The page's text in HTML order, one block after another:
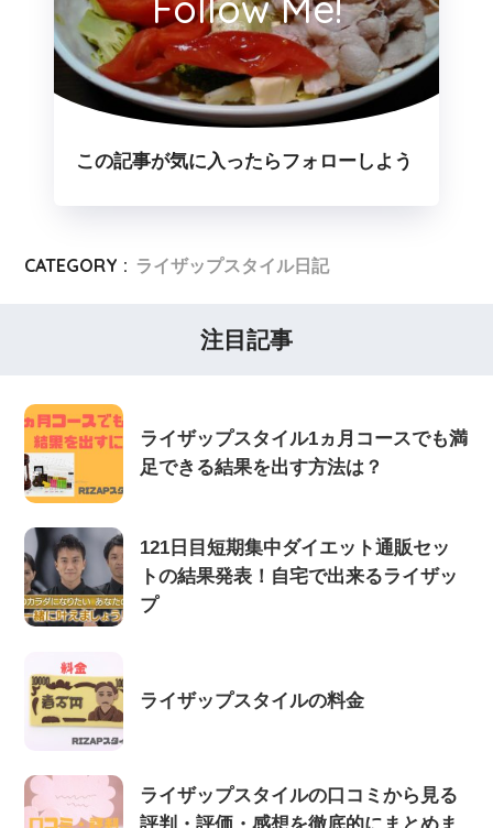
この記事が気に入ったらフォローしよう
CATEGORY : ライザップスタイル日記
注目記事
ライザップスタイル1ヵ月コースでも満
足できる結果を出す方法は？
121日目短期集中ダイエット通販セッ
トの結果発表！自宅で出来るライザッ
プ
ライザップスタイルの料金
ライザップスタイルの口コミから見る